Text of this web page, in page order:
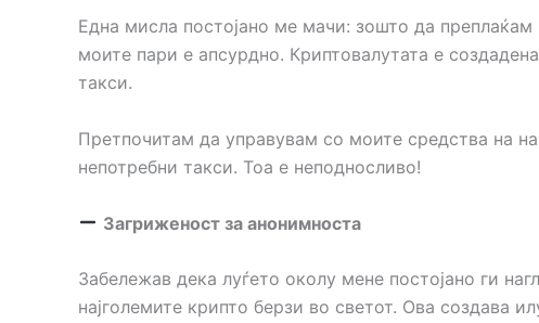
Една мисла постојано ме мачи: зошто да
моите пари е апсурдно. Криптовалутата е
такси.
Претпочитам да управувам со моите средства на
непотребни такси. Тоа е неподносливо!
Загриженост за анонимноста
Забележав дека луѓето околу мене постојано ги
најголемите крипто берзи во светот. Ова создава